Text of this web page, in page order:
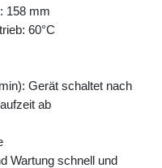
158 mm
60°C
Gerät schaltet nach
ab
Wartung schnell und